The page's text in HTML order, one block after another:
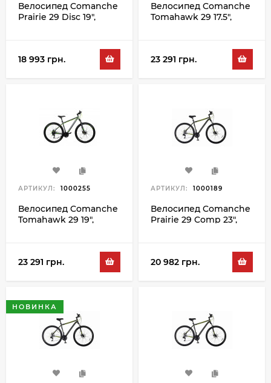
Велосипед Comanche
Prairie 29 Disc 19",
18 993 грн.
Велосипед Comanche
Tomahawk 29 17.5",
23 291 грн.
АРТИКУЛ: 1000255
Велосипед Comanche
Tomahawk 29 19",
23 291 грн.
АРТИКУЛ: 1000189
Велосипед Comanche
Prairie 29 Comp 23",
20 982 грн.
НОВИНКА